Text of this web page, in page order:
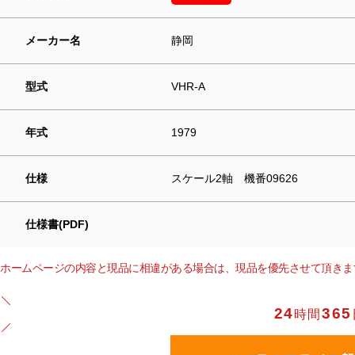
メーカー名 静岡
型式 VHR-A
年式 1979
仕様 スケール2軸 機番09626
仕様書(PDF)
ホームページの内容と現品に相違がある場合は、現品を優先させて頂きま
24時間365